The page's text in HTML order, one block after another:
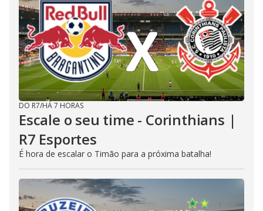
DO R7/HÁ 7 HORAS
Escale o seu time - Corinthians |
R7 Esportes
É hora de escalar o Timão para a próxima batalha!